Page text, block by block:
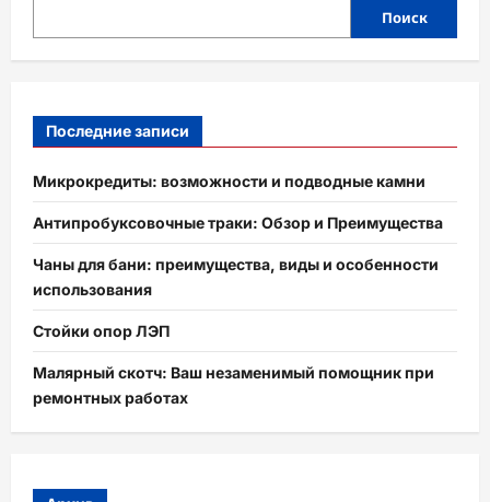
Поиск
Последние записи
Микрокредиты: возможности и подводные камни
Антипробуксовочные траки: Обзор и Преимущества
Чаны для бани: преимущества, виды и особенности
использования
Стойки опор ЛЭП
Малярный скотч: Ваш незаменимый помощник при
ремонтных работах